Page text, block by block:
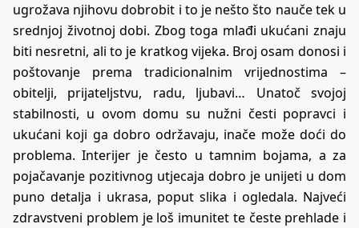
ugrožava njihovu dobrobit i to je nešto što nauče tek u
srednjoj životnoj dobi. Zbog toga mlađi ukućani znaju
biti nesretni, ali to je kratkog vijeka. Broj osam donosi i
poštovanje prema tradicionalnim vrijednostima –
obitelji, prijateljstvu, radu, ljubavi… Unatoč svojoj
stabilnosti, u ovom domu su nužni česti popravci i
ukućani koji ga dobro održavaju, inače može doći do
problema. Interijer je često u tamnim bojama, a za
pojačavanje pozitivnog utjecaja dobro je unijeti u dom
puno detalja i ukrasa, poput slika i ogledala. Najveći
zdravstveni problem je loš imunitet te česte prehlade i